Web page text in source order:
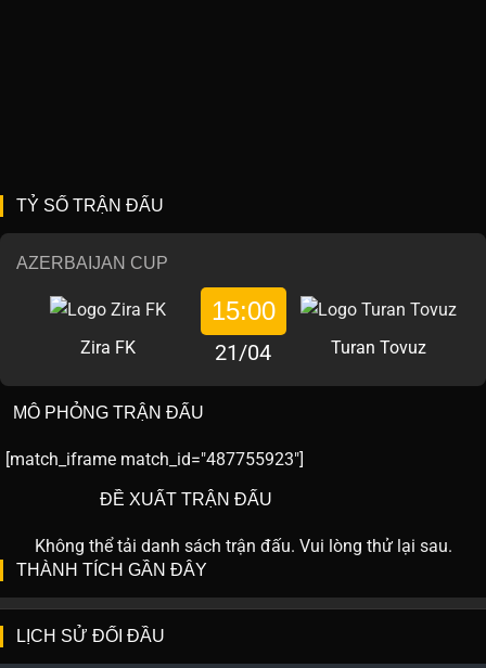
TỶ SỐ TRẬN ĐẤU
AZERBAIJAN CUP
Zira FK
15:00
21/04 Turan Tovuz
MÔ PHỎNG TRẬN ĐẤU
match_id="487755923"]
ĐỀ XUẤT TRẬN ĐẤU
Không thể tải danh sách trận đấu. Vui lòng thử lại sau.
THÀNH TÍCH GẦN ĐÂY
LỊCH SỬ ĐỐI ĐẦU